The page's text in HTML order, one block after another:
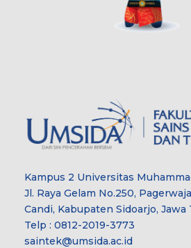
Kampus 2 Universitas
Jl. Raya Gelam No.250,
Candi, Kabupaten Sidoarjo, Jawa
Telp : 0812-2019-3773
saintek@umsida.ac.id